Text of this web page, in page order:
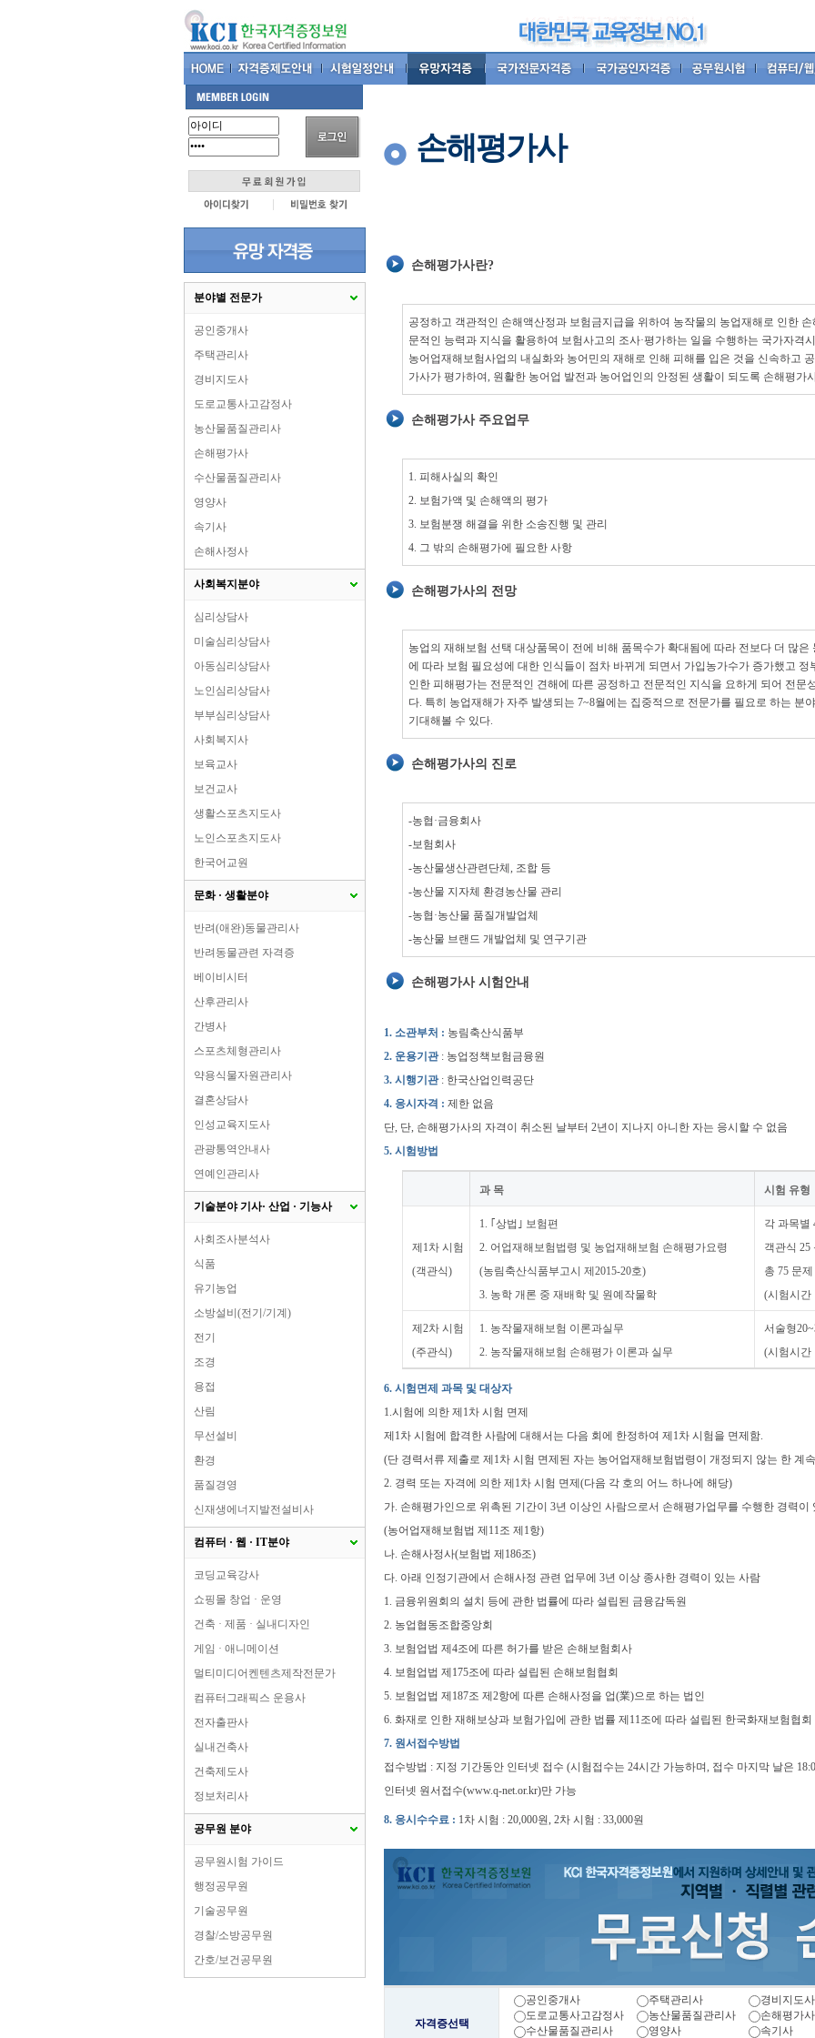
분야별 전문가
공인중개사
주택관리사
경비지도사
도로교통사고감정사
농산물품질관리사
손해평가사
수산물품질관리사
영양사
속기사
손해사정사
사회복지분야
심리상담사
미술심리상담사
아동심리상담사
노인심리상담사
부부심리상담사
사회복지사
보육교사
보건교사
생활스포츠지도사
노인스포츠지도사
한국어교원
문화 · 생활분야
반려(애완)동물관리사
반려동물관련 자격증
베이비시터
산후관리사
간병사
스포츠체형관리사
약용식물자원관리사
결혼상담사
인성교육지도사
관광통역안내사
연예인관리사
기술분야 기사· 산업 · 기능사
사회조사분석사
식품
유기농업
소방설비(전기/기계)
전기
조경
용접
산림
무선설비
환경
품질경영
신재생에너지발전설비사
컴퓨터 · 웹 · IT분야
코딩교육강사
쇼핑몰 창업 · 운영
건축 · 제품 · 실내디자인
게임 · 애니메이션
멀티미디어켄텐츠제작전문가
컴퓨터그래픽스 운용사
전자출판사
실내건축사
건축제도사
정보처리사
공무원 분야
공무원시험 가이드
행정공무원
기술공무원
경찰/소방공무원
간호/보건공무원
손해평가사
손해평가사란?
공정하고 객관적인 손해액산정과 보험금지급을 위하여 농작물의 농업재해로 인한
문적인 능력과 지식을 활용하여 보험사고의 조사·평가하는 일을 수행하는 국가자격
농어업재해보험사업의 내실화와 농어민의 재해로 인해 피해를 입은 것을 신속하고
가사가 평가하여, 원활한 농어업 발전과 농어업인의 안정된 생활이 되도록 손해평가
손해평가사 주요업무
1. 피해사실의 확인
2. 보험가액 및 손해액의 평가
3. 보험분쟁 해결을 위한 소송진행 및 관리
4. 그 밖의 손해평가에 필요한 사항
손해평가사의 전망
농업의 재해보험 선택 대상품목이 전에 비해 품목수가 확대됨에 따라 전보다 더 많
에 따라 보험 필요성에 대한 인식들이 점차 바뀌게 되면서 가입농가수가 증가했고
인한 피해평가는 전문적인 견해에 따른 공정하고 전문적인 지식을 요하게 되어 전문
다. 특히 농업재해가 자주 발생되는 7~8월에는 집중적으로 전문가를 필요로 하는 분
기대해볼 수 있다.
손해평가사의 진로
-농협·금융회사
-보험회사
-농산물생산관련단체, 조합 등
-농산물 지자체 환경농산물 관리
-농협·농산물 품질개발업체
-농산물 브랜드 개발업체 및 연구기관
손해평가사 시험안내
1. 소관부처 : 농림축산식품부
2. 운용기관 : 농업정책보험금융원
3. 시행기관 : 한국산업인력공단
4. 응시자격 : 제한 없음
단, 단, 손해평가사의 자격이 취소된 날부터 2년이 지나지 아니한 자는 응시할 수 없음
5. 시험방법
과 목 시험 유형
제1차 시험
(객관식)
1. ｢상법｣ 보험편
2. 어업재해보험법령 및 농업재해보험 손해평가요령
(농림축산식품부고시 제2015-20호)
3. 농학 개론 중 재배학 및 원예작물학
각 과목별
객관식 25
총 75 문
(시험시간
제2차 시험
(주관식)
1. 농작물재해보험 이론과실무
2. 농작물재해보험 손해평가 이론과 실무
서술형
(시험시간
6. 시험면제 과목 및 대상자
1.시험에 의한 제1차 시험 면제
제1차 시험에 합격한 사람에 대해서는 다음 회에 한정하여 제1차 시험을 면제함.
(단 경력서류 제출로 제1차 시험 면제된 자는 농어업재해보험법령이 개정되지 않는 한 계
2. 경력 또는 자격에 의한 제1차 시험 면제(다음 각 호의 어느 하나에 해당)
가. 손해평가인으로 위촉된 기간이 3년 이상인 사람으로서 손해평가업무를 수행한 경력이
(농어업재해보험법 제11조 제1항)
나. 손해사정사(보험법 제186조)
다. 아래 인정기관에서 손해사정 관련 업무에 3년 이상 종사한 경력이 있는 사람
1. 금융위원회의 설치 등에 관한 법률에 따라 설립된 금융감독원
2. 농업협동조합중앙회
3. 보험업법 제4조에 따른 허가를 받은 손해보험회사
4. 보험업법 제175조에 따라 설립된 손해보험협회
5. 보험업법 제187조 제2항에 따른 손해사정을 업(業)으로 하는 법인
6. 화재로 인한 재해보상과 보험가입에 관한 법률 제11조에 따라 설립된 한국화재보험협회
7. 원서접수방법
접수방법 : 지정 기간동안 인터넷 접수 (시험접수는 24시간 가능하며, 접수 마지막 날은
인터넷 원서접수(www.q-net.or.kr)만 가능
8. 응시수수료 : 1차 시험 : 20,000원, 2차 시험 : 33,000원
자격증선택
공인중개사 주택관리사
경비지도사
도로교통사고감정사
농산물품질관리사
손해평가사
수산물품질관리사
영양사 속기사